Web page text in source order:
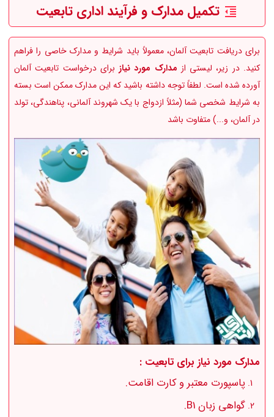
تکمیل مدارک و فرآیند اداری تابعیت
برای دریافت تابعیت آلمان، معمولاً باید شرایط و مدارک خاصی را فراهم
کنید. در زیر، لیستی از مدارک مورد نیاز برای درخواست تابعیت آلمان
آورده شده است. لطفاً توجه داشته باشید که این مدارک ممکن است بسته
به شرایط شخصی شما (مثلاً ازدواج با یک شهروند آلمانی، پناهندگی، تولد
در آلمان، و...) متفاوت باشد
مدارک مورد نیاز برای تابعیت :
پاسپورت معتبر و کارت اقامت.
گواهی زبان B1.